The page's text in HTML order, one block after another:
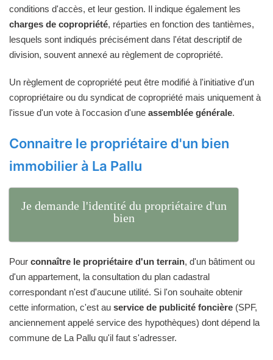
conditions d'accès, et leur gestion. Il indique également les
charges de copropriété, réparties en fonction des tantièmes,
lesquels sont indiqués précisément dans l'état descriptif de
division, souvent annexé au règlement de copropriété.
Un règlement de copropriété peut être modifié à l'initiative d'un
copropriétaire ou du syndicat de copropriété mais uniquement à
l'issue d'un vote à l'occasion d'une assemblée générale.
Connaitre le propriétaire d'un bien
immobilier à La Pallu
Je demande l'identité du propriétaire d'un
bien
Pour connaître le propriétaire d'un terrain, d'un bâtiment ou
d'un appartement, la consultation du plan cadastral
correspondant n'est d'aucune utilité. Si l'on souhaite obtenir
cette information, c'est au service de publicité foncière (SPF,
anciennement appelé service des hypothèques) dont dépend la
commune de La Pallu qu'il faut s'adresser.